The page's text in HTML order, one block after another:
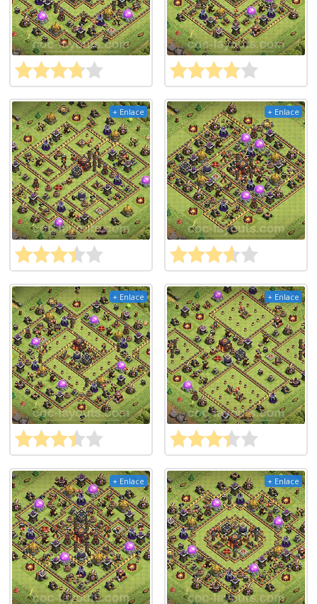
+ Enlace + Enlace
+ Enlace + Enlace
+ Enlace + Enlace